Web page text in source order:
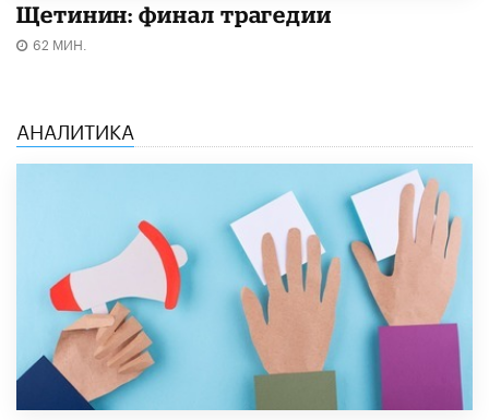
Щетинин: финал трагедии
62 МИН.
АНАЛИТИКА